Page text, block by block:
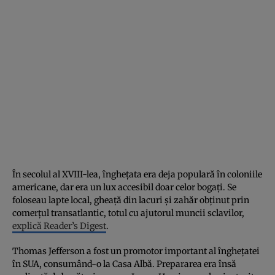
În secolul al XVIII-lea, înghețata era deja populară în coloniile
americane, dar era un lux accesibil doar celor bogați. Se
foloseau lapte local, gheață din lacuri și zahăr obținut prin
comerțul transatlantic, totul cu ajutorul muncii sclavilor,
explică Reader’s Digest.
Thomas Jefferson a fost un promotor important al înghețatei
în SUA, consumând-o la Casa Albă. Prepararea era însă